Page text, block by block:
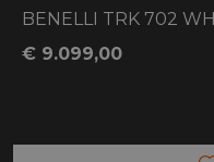
€ 9.099,00